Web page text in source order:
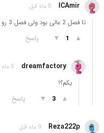
ICAmir 8 ماه قبل
تا فصل 2 عالی بود ولی فصل 3 رو یکم خراب کردن
▲
1
▼ پاسخ
dreamfactory 8 ماه قبل
یکم؟!
▲
3
▼ پاسخ
Reza222p 9 ماه قبل